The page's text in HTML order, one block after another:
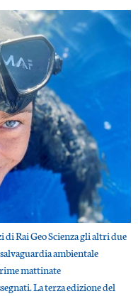
di Rai Geo Scienza gli altri due
ambientale
mattinate
La terza edizione del